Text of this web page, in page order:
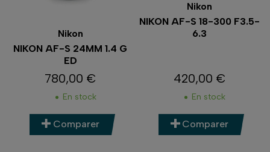
Nikon
NIKON AF-S 24MM 1.4 G
ED
Prix
780,00 €
En stock
Comparer
Nikon
NIKON AF-S 18-300 F3.5-
6.3
Prix
420,00 €
En stock
Comparer